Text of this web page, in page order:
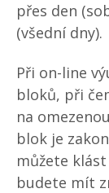
přes den
(všední dny).
Při on-line
bloků, při
na
blok je
můžete
budete mít